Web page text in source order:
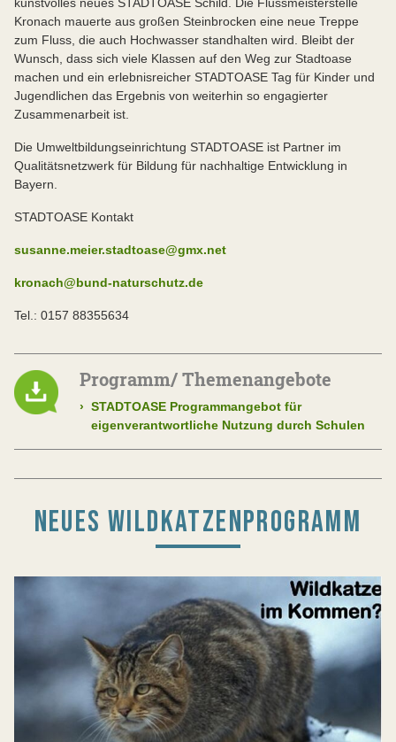
Kronach mauerte aus großen Steinbrocken eine neue Treppe
zum Fluss, die auch Hochwasser standhalten wird. Bleibt der
Wunsch, dass sich viele Klassen auf den Weg zur Stadtoase
machen und ein erlebnisreicher STADTOASE Tag für Kinder und
Jugendlichen das Ergebnis von weiterhin so engagierter
Zusammenarbeit ist.
Die Umweltbildungseinrichtung STADTOASE ist Partner im
Qualitätsnetzwerk für Bildung für nachhaltige Entwicklung in
Bayern.
STADTOASE Kontakt
susanne.meier.stadtoase@gmx.net
kronach@bund-naturschutz.de
Tel.: 0157 88355634
Programm/ Themenangebote
› STADTOASE Programmangebot für
eigenverantwortliche Nutzung durch Schulen
NEUES WILDKATZENPROGRAMM